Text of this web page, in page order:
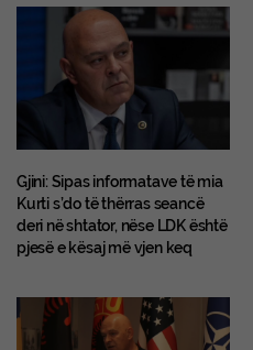
Gjini: Sipas informatave të mia
Kurti s’do të thërras seancë
deri në shtator, nëse LDK është
pjesë e kësaj më vjen keq